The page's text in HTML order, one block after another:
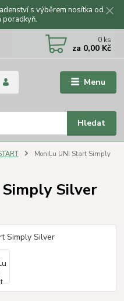
s výběrem nosítka od
poradkyň.
Menu
Hledat
0 ks
za 0,00 Kč
MoniLu UNI Start Simply
Silver